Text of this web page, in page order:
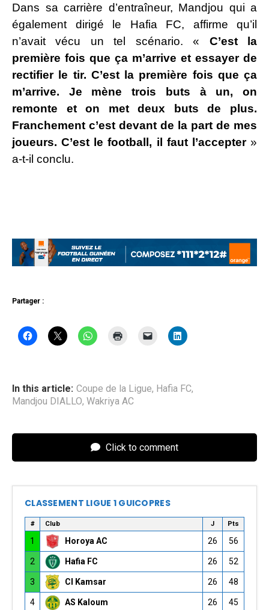
Dans sa carrière d’entraîneur, Mandjou qui a
également dirigé le Hafia FC, affirme qu’il
n’avait vécu un tel scénario. « C’est la
première fois que ça m’arrive et essayer de
rectifier le tir. C’est la première fois que ça
m’arrive. Je mène trois buts à un, on
remonte et on met deux buts de plus.
Franchement c’est devant de la part de mes
joueurs. C’est le football, il faut l’accepter»
a-t-il conclu.
Partager :
In this article: Coupe de la Ligue, Hafia FC,
Mandjou DIALLO, Wakriya AC
Click to comment
CLASSEMENT LIGUE 1 GUICOPRES
# Club J Pts
1 Horoya AC 26 56
2 Hafia FC 26 52
3 CI Kamsar 26 48
4 AS Kaloum 26 45